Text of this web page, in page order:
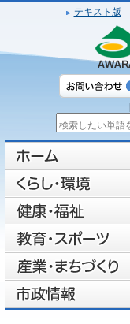
テキスト版